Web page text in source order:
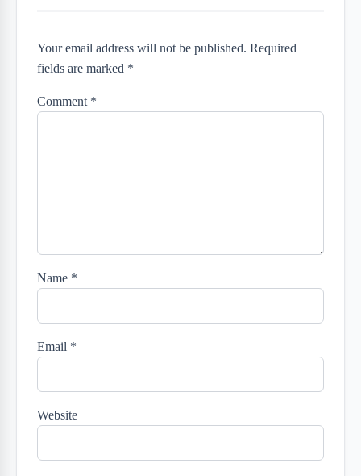
Your email address will not be published. Required
fields are marked *
Comment *
Name *
Email *
Website